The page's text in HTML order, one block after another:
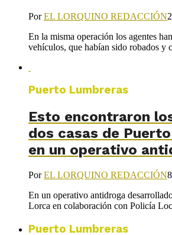
PorEL LORQUINO REDACCIÓN
En la misma operación los agentes
vehículos, que habían sido robados y
Puerto Lumbreras
Esto encontraron
dos casas de
en un operativo
PorEL LORQUINO REDACCIÓN
En un operativo antidroga
Lorca en colaboración con Policía
Puerto Lumbreras